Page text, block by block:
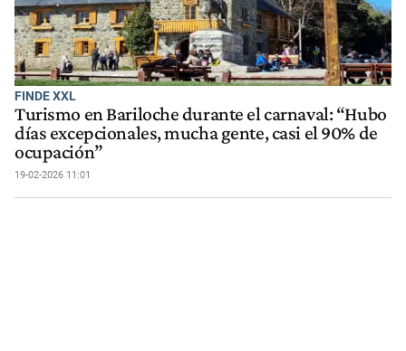
FINDE XXL
Turismo en Bariloche durante el carnaval: “Hubo
días excepcionales, mucha gente, casi el 90% de
ocupación”
19-02-2026 11:01